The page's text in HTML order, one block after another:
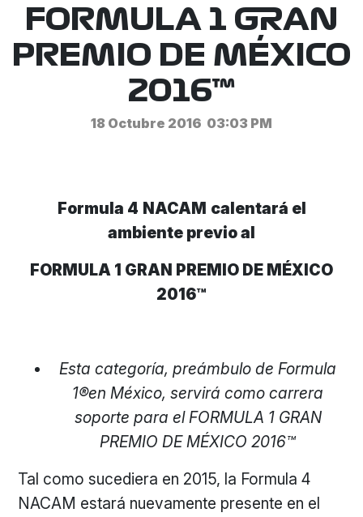
FORMULA 1 GRAN
PREMIO DE MÉXICO
2016™
18 Octubre 2016 03:03 PM
Formula 4 NACAM calentará el
ambiente previo al
FORMULA 1 GRAN PREMIO DE MÉXICO
2016™
Esta categoría, preámbulo de Formula
1®en México, servirá como carrera
soporte para el FORMULA 1 GRAN
PREMIO DE MÉXICO 2016™
Tal como sucediera en 2015, la Formula 4
NACAM estará nuevamente presente en el